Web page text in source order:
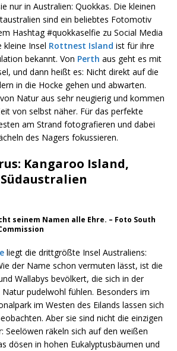
nur in Australien: Quokkas. Die kleinen
sind ein beliebtes Fotomotiv
Hashtag #quokkaselfie zu Social Media
kleine Insel Rottnest Island ist für ihre
bekannt. Von Perth aus geht es mit
und dann heißt es: Nicht direkt auf die
in die Hocke gehen und abwarten.
Natur aus sehr neugierig und kommen
von selbst näher. Für das perfekte
am Strand fotografieren und dabei
des Nagers fokussieren.
Kangaroo Island,
Südaustralien
seinem Namen alle Ehre. – Foto South
liegt die drittgrößte Insel Australiens:
der Name schon vermuten lässt, ist die
Wallabys bevölkert, die sich in der
pudelwohl fühlen. Besonders im
im Westen des Eilands lassen sich
Aber sie sind nicht die einzigen
Seelöwen räkeln sich auf den weißen
dösen in hohen Eukalyptusbäumen und